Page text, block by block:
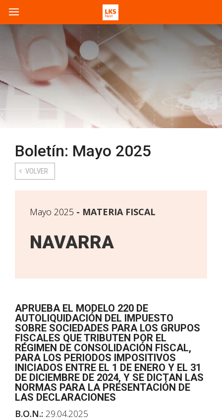
Boletín: Mayo 2025
VOLVER
Mayo 2025 MATERIA FISCAL
NAVARRA
APRUEBA EL MODELO 220 DE
AUTOLIQUIDACIÓN DEL IMPUESTO
SOBRE SOCIEDADES PARA LOS GRUPOS
FISCALES QUE TRIBUTEN POR EL
RÉGIMEN DE CONSOLIDACIÓN FISCAL,
PARA LOS PERIODOS IMPOSITIVOS
INICIADOS ENTRE EL 1 DE ENERO Y EL 31
DE DICIEMBRE DE 2024, Y SE DICTAN LAS
NORMAS PARA LA PRESENTACIÓN DE
LAS DECLARACIONES
B.O.N.: 29.04.2025